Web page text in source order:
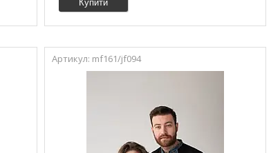
Купити
mf161/jf094